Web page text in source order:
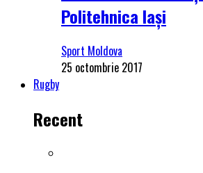
Politehnica Iași
Sport Moldova
25 octombrie 2017
Rugby
Recent